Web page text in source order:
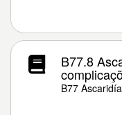
B77.8
B77